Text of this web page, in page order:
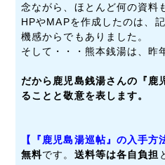
念ながら、ほとんど何の資料
HPやMAPを作成したのは、
機感からでもありました。
そして・・・熊本銭湯は、昨
だから鹿児島銭湯さんの『鹿
ることと敬意を表します。
【『鹿児島湯巡帖』の入手方
無料です。 送料等は各自負担